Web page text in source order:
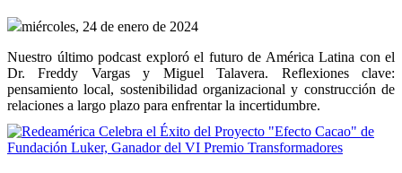
miércoles, 24 de enero de 2024
Nuestro último podcast exploró el futuro de América Latina con el
Dr. Freddy Vargas y Miguel Talavera. Reflexiones clave:
pensamiento local, sostenibilidad organizacional y construcción de
relaciones a largo plazo para enfrentar la incertidumbre.